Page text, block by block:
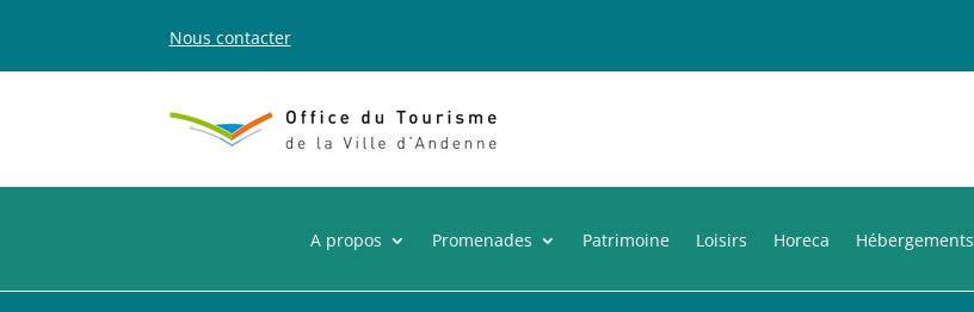
Nous contacter
A propos Promenades Patrimoine Loisirs Horeca Hébergements